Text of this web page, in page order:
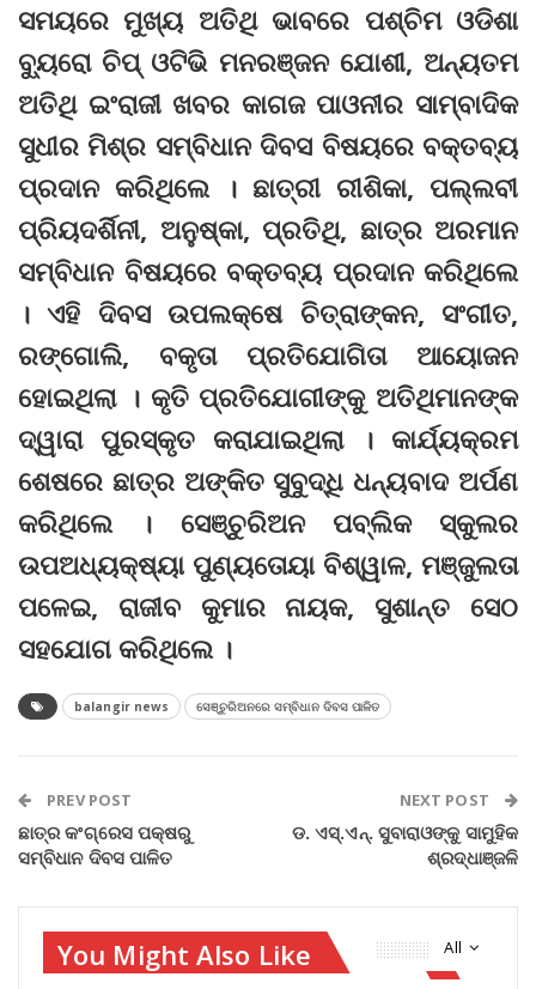
ସମୟରେ ମୁଖ୍ୟ ଅତିଥି ଭାବରେ ପଶ୍ଚିମ ଓଡିଶା
ବ୍ୟୁରୋ ଚିପ୍‌ ଓଟିଭି ମନରଞ୍ଜନ ଯୋଶୀ, ଅନ୍ୟତମ
ଅତିଥି ଇଂରାଜୀ ଖବର କାଗଜ ପାଓନୀର ସାମ୍ବାଦିକ
ସୁଧୀର ମିଶ୍ର ସମ୍ବିଧାନ ଦିବସ ବିଷୟରେ ବକ୍ତବ୍ୟ
ପ୍ରଦାନ କରିଥିଲେ । ଛାତ୍ରୀ ରୀଶିକା, ପଲ୍ଲବୀ
ପ୍ରିୟଦର୍ଶିନୀ, ଅନୁଷ୍କା, ପ୍ରତିଥି, ଛାତ୍ର ଅରମାନ
ସମ୍ବିଧାନ ବିଷୟରେ ବକ୍ତବ୍ୟ ପ୍ରଦାନ କରିଥିଲେ
। ଏହି ଦିବସ ଉପଲକ୍ଷେ ଚିତ୍ରାଙ୍କନ, ସଂଗୀତ,
ରଙ୍ଗୋଲି, ବକୃତା ପ୍ରତିଯୋଗିତା ଆୟୋଜନ
ହୋଇଥିଲା । କୃତି ପ୍ରତିଯୋଗୀଙ୍କୁ ଅତିଥିମାନଙ୍କ
ଦ୍ୱାରା ପୁରସ୍କୃତ କରାଯାଇଥିଲା । କାର୍ଯ୍ୟକ୍ରମ
ଶେଷରେ ଛାତ୍ର ଅଙ୍କିତ ସୁବୁଦ୍ଧି ଧନ୍ୟବାଦ ଅର୍ପଣ
କରିଥିଲେ । ସେଞ୍ଚୁରିଅନ ପବ୍ଲିକ ସ୍କୁଲର
ଉପଅଧ୍ୟକ୍ଷ୍ୟା ପୁଣ୍ୟତୋୟା ବିଶ୍ୱାଳ, ମଞ୍ଜୁଲତା
ପଳେଇ, ରାଜୀବ କୁମାର ନାୟକ, ସୁଶାନ୍ତ ସେଠ
ସହଯୋଗ କରିଥିଲେ ।
balangir news ସେଞ୍ଚୁରିଅନରେ ସମ୍ବିଧାନ ଦିବସ ପାଳିତ
PREV POST
ଛାତ୍ର କଂଗ୍ରେସ ପକ୍ଷରୁ
ସମ୍ବିଧାନ ଦିବସ ପାଳିତ
NEXT POST
ଡ. ଏସ୍‌.ଏନ୍‌. ସୁବାରାଓଙ୍କୁ ସାମୁହିକ
ଶ୍ରଦ୍ଧାଞ୍ଜଳି
All
You Might Also Like